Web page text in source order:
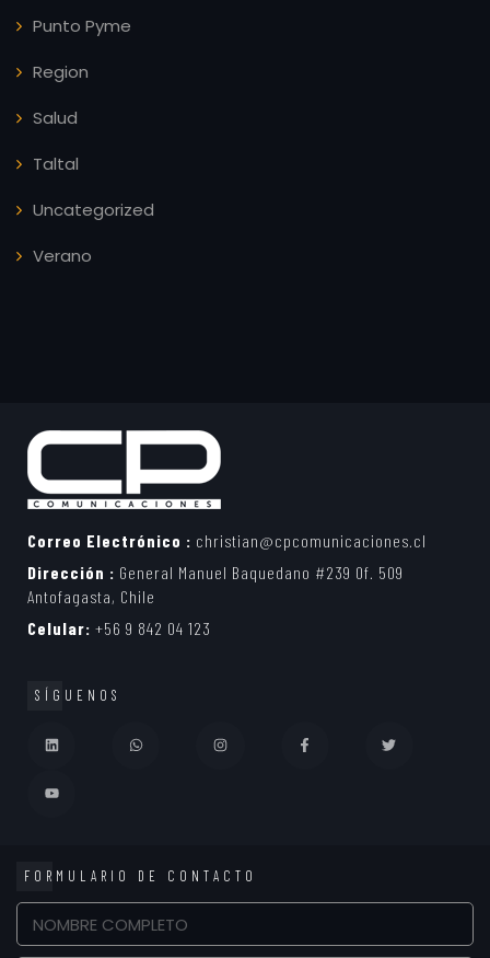
Punto Pyme
Region
Salud
Taltal
Uncategorized
Verano
Correo Electrónico : christian@cpcomunicaciones.cl
Dirección : General Manuel Baquedano #239 Of. 509
Antofagasta, Chile
Celular: +56 9 842 04 123
SÍGUENOS
FORMULARIO DE CONTACTO